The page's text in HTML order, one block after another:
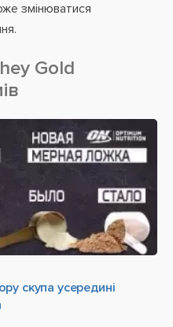
змінюватися
Gold
скупа усередині